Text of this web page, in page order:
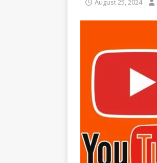
August 25, 2024